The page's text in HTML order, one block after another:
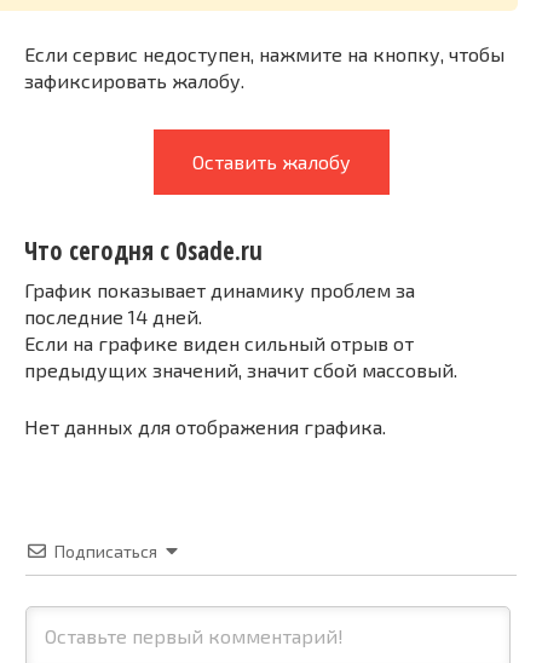
Если сервис недоступен, нажмите на кнопку, чтобы
зафиксировать жалобу.
Оставить жалобу
Что сегодня с 0sade.ru
График показывает динамику проблем за
последние 14 дней.
Если на графике виден сильный отрыв от
предыдущих значений, значит сбой массовый.
Нет данных для отображения графика.
Подписаться